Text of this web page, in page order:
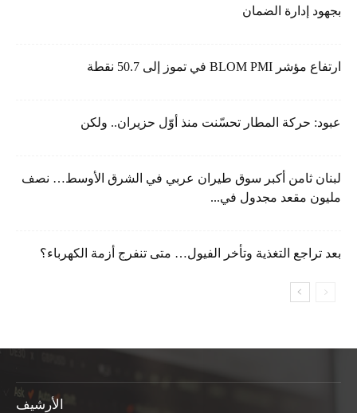
بجهود إدارة الضمان
ارتفاع مؤشر BLOM PMI في تموز إلى 50.7 نقطة
عبود: حركة المطار تحسّنت منذ أوّل حزيران.. ولكن
لبنان ثامن أكبر سوق طيران عربي في الشرق الأوسط… نصف
مليون مقعد مجدول في...
بعد تراجع التغذية وتأخر الفيول… متى تنفرج أزمة الكهرباء؟
الأرشيف